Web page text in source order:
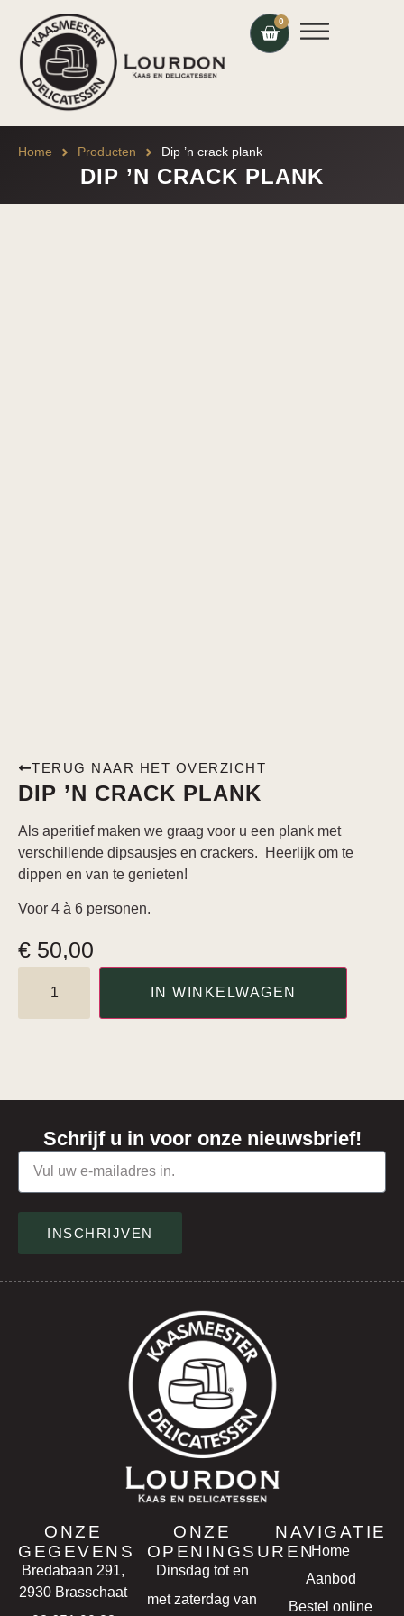
0
DIP ’N CRACK PLANK
Home Producten Dip ’n crack plank
TERUG NAAR HET OVERZICHT
DIP ’N CRACK PLANK
Als aperitief maken we graag voor u een plank met
verschillende dipsausjes en crackers. Heerlijk om te
dippen en van te genieten!
Voor 4 à 6 personen.
€ 50,00
IN WINKELWAGEN
Schrijf u in voor onze nieuwsbrief!
INSCHRIJVEN
ONZE
GEGEVENS
Bredabaan 291,
2930 Brasschaat
NAVIGATIE
Home
Aanbod
Bestel online
ONZE
OPENINGSUREN
Dinsdag tot en
met zaterdag van